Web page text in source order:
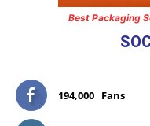
Best Packaging
194,000 Fans